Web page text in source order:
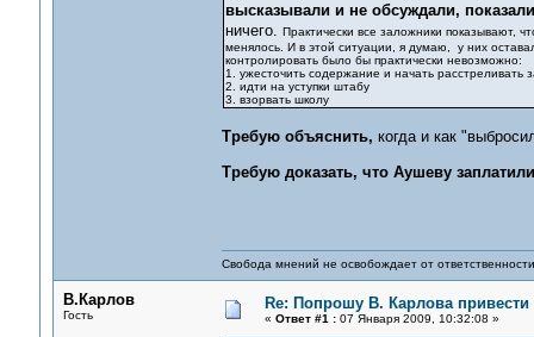
высказывали и не обсуждали,
ничего. Практически все заложники показывают,
менялось. И в этой ситуации, я думаю, у них
контролировать было бы практически невозможно:
1. ужесточить содержание и начать расстреливать
2. идти на уступки штабу
3. взорвать школу
Требую объяснить, когда и как
Требую доказать, что Аушеву заплатили
Свобода мнений не освобождает от
В.Карлов
Гость
Re: Попрошу В. Карлова привести
« Ответ #1 :07 Января 2009, 10:32:08 »